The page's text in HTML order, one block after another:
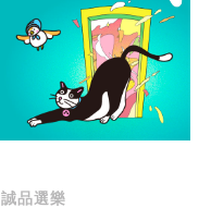
誠品選樂